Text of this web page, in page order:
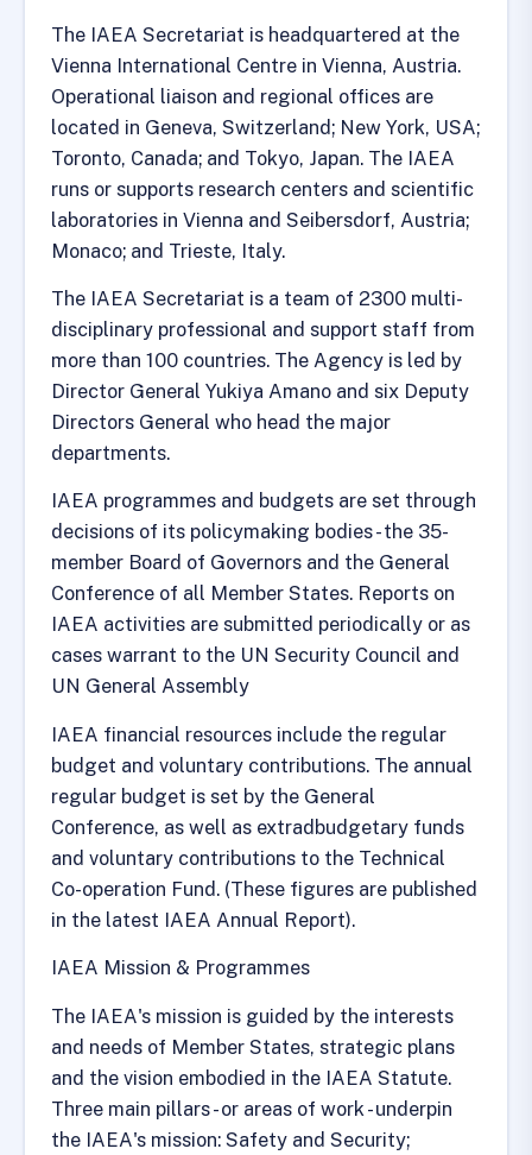
The IAEA Secretariat is headquartered at the
Vienna International Centre in Vienna, Austria.
Operational liaison and regional offices are
located in Geneva, Switzerland; New York, USA;
Toronto, Canada; and Tokyo, Japan. The IAEA
runs or supports research centers and scientific
laboratories in Vienna and Seibersdorf, Austria;
Monaco; and Trieste, Italy.
The IAEA Secretariat is a team of 2300 multi-
disciplinary professional and support staff from
more than 100 countries. The Agency is led by
Director General Yukiya Amano and six Deputy
Directors General who head the major
departments.
IAEA programmes and budgets are set through
decisions of its policymaking bodies - the 35-
member Board of Governors and the General
Conference of all Member States. Reports on
IAEA activities are submitted periodically or as
cases warrant to the UN Security Council and
UN General Assembly
IAEA financial resources include the regular
budget and voluntary contributions. The annual
regular budget is set by the General
Conference, as well as extradbudgetary funds
and voluntary contributions to the Technical
Co-operation Fund. (These figures are published
in the latest IAEA Annual Report).
IAEA Mission & Programmes
The IAEA's mission is guided by the interests
and needs of Member States, strategic plans
and the vision embodied in the IAEA Statute.
Three main pillars - or areas of work - underpin
the IAEA's mission: Safety and Security;